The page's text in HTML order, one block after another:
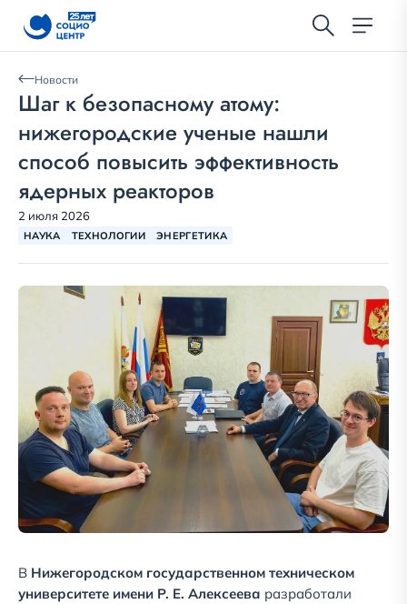
Новости
Шаг к безопасному атому:
нижегородские ученые нашли
способ повысить эффективность
ядерных реакторов
2 июля 2026
НАУКА ТЕХНОЛОГИИ ЭНЕРГЕТИКА
В Нижегородском государственном техническом
университете имени Р. Е. Алексеева разработали